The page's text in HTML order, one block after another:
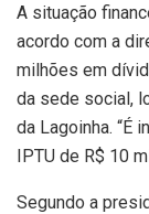
A situação
acordo com a
milhões em
da sede social,
da Lagoinha. “É
IPTU de R$ 10
Segundo a